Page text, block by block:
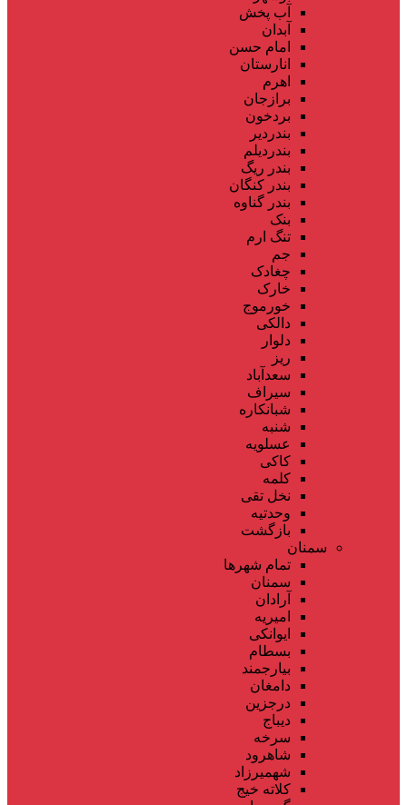
آب پخش
آبدان
امام حسن
انارستان
اهرم
برازجان
بردخون
بندردیر
بندردیلم
بندر ریگ
بندر کنگان
بندر گناوه
بنک
تنگ ارم
جم
چغادک
خارک
خورموج
دالکی
دلوار
ریز
سعدآباد
سیراف
شبانکاره
شنبه
عسلویه
کاکی
کلمه
نخل تقی
وحدتیه
بازگشت
سمنان
تمام شهر‌ها
سمنان
آرادان
امیریه
ایوانکی
بسطام
بیارجمند
دامغان
درجزین
دیباج
سرخه
شاهرود
شهمیرزاد
کلاته خیج